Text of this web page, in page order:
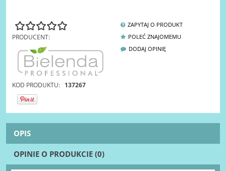
PRODUCENT:
KOD PRODUKTU: 137267
ZAPYTAJ O PRODUKT
POLEĆ ZNAJOMEMU
DODAJ OPINIĘ
OPIS
OPINIE O PRODUKCIE (0)